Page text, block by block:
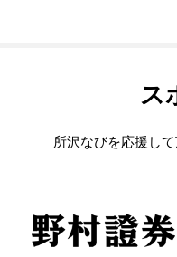
ス
所沢なびを応援し